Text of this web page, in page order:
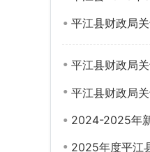
平江县财政局
平江县财政局
平江县财政局
2024-2025年
2025年度平江